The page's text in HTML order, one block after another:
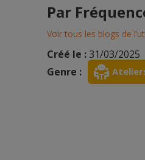
Par
Voir tous les blogs de
Créé le :31/03/2025
Genre :